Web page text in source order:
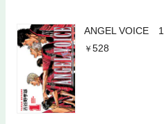
ANGEL VOICE 1
528